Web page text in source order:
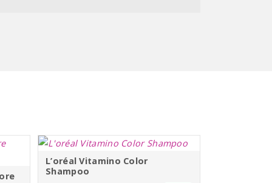
L’oréal Vitamino Color
Shampoo